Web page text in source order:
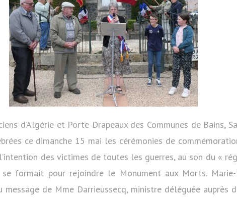
d’Algérie et Porte Drapeaux des Communes de Bains,
ce dimanche 15 mai les cérémonies de
des victimes de toutes les guerres, au son du «
formait pour rejoindre le Monument aux Morts. Marie-
de Mme Darrieussecq, ministre déléguée auprès